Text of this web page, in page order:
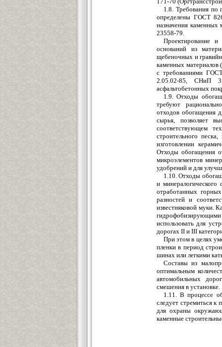
1.8. Требования по
определены ГОСТ
назначения
23558-79.
Проектирование и
оснований из
щебеночных и
каменных материалов
с требованиями
2.05.02-85, СНиП
асфальтобетонных
1.9. Отходы
требуют
отходов обогащения
сырья, позволяет
соответствующем
строительного
изготовлении
Отходы обогащения
микроэлементов
удобрений и для
1.10. Отходы
и минералогического
отработанных
разностей и
известняковой муки.
использовать для
дорогах II и III
При этом в целях
пленки в период
шинах или легкими
Составы из
оптимальным
автомобильных
смешения в установке.
1.11. В процессе
следует стремиться к
для охраны
каменные